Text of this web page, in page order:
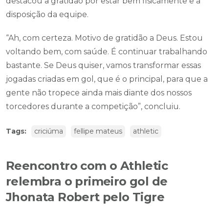
disposição da equipe.
“Ah, com certeza. Motivo de gratidão a Deus. Estou
voltando bem, com saúde. É continuar trabalhando
bastante. Se Deus quiser, vamos transformar essas
jogadas criadas em gol, que é o principal, para que a
gente não tropece ainda mais diante dos nossos
torcedores durante a competição”, concluiu.
Tags: criciúma fellipe mateus athletic
Reencontro com o Athletic
relembra o primeiro gol de
Jhonata Robert pelo Tigre